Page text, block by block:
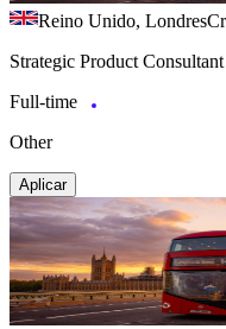
Reino Unido, Londres
Strategic Product
Full-time
Other
Aplicar